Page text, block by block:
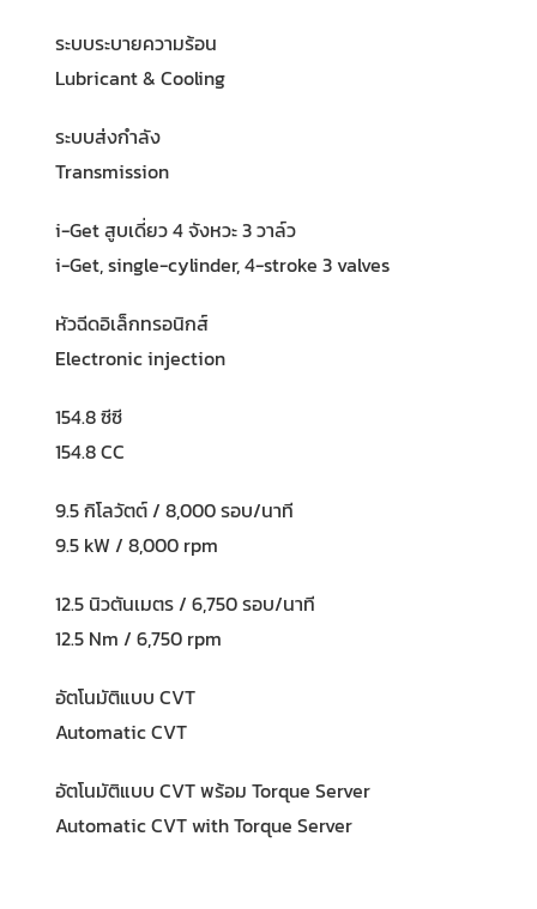
ระบบระบายความร้อน
Lubricant & Cooling
ระบบส่งกำลัง
Transmission
i-Get สูบเดี่ยว 4 จังหวะ 3 วาล์ว
i-Get, single-cylinder, 4-stroke 3 valves
หัวฉีดอิเล็กทรอนิกส์
Electronic injection
154.8 ซีซี
154.8 CC
9.5 กิโลวัตต์ / 8,000 รอบ/นาที
9.5 kW / 8,000 rpm
12.5 นิวตันเมตร / 6,750 รอบ/นาที
12.5 Nm / 6,750 rpm
อัตโนมัติแบบ CVT
Automatic CVT
อัตโนมัติแบบ CVT พร้อม Torque Server
Automatic CVT with Torque Server